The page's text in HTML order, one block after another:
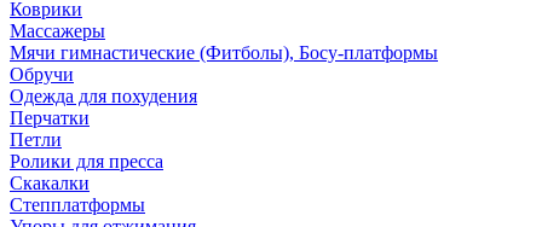
Коврики
Массажеры
Мячи гимнастические (Фитболы), Босу-платформы
Обручи
Одежда для похудения
Перчатки
Петли
Ролики для пресса
Скакалки
Степплатформы